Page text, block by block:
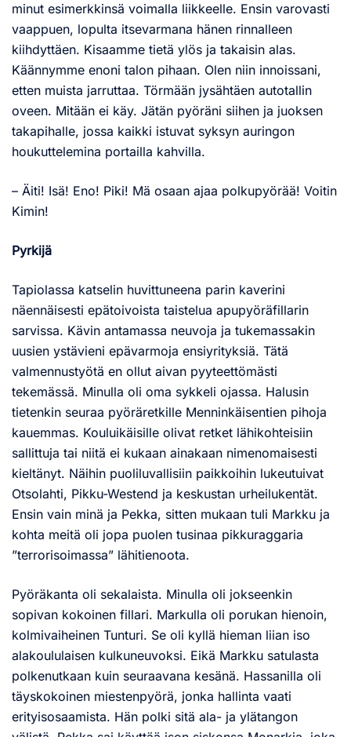
minut esimerkkinsä voimalla liikkeelle. Ensin varovasti
vaappuen, lopulta itsevarmana hänen rinnalleen
kiihdyttäen. Kisaamme tietä ylös ja takaisin alas.
Käännymme enoni talon pihaan. Olen niin innoissani,
etten muista jarruttaa. Törmään jysähtäen autotallin
oveen. Mitään ei käy. Jätän pyöräni siihen ja juoksen
takapihalle, jossa kaikki istuvat syksyn auringon
houkuttelemina portailla kahvilla.
– Äiti! Isä! Eno! Piki! Mä osaan ajaa polkupyörää! Voitin
Kimin!
Pyrkijä
Tapiolassa katselin huvittuneena parin kaverini
näennäisesti epätoivoista taistelua apupyöräfillarin
sarvissa. Kävin antamassa neuvoja ja tukemassakin
uusien ystävieni epävarmoja ensiyrityksiä. Tätä
valmennustyötä en ollut aivan pyyteettömästi
tekemässä. Minulla oli oma sykkeli ojassa. Halusin
tietenkin seuraa pyöräretkille Menninkäisentien pihoja
kauemmas. Kouluikäisille olivat retket lähikohteisiin
sallittuja tai niitä ei kukaan ainakaan nimenomaisesti
kieltänyt. Näihin puoliluvallisiin paikkoihin lukeutuivat
Otsolahti, Pikku-Westend ja keskustan urheilukentät.
Ensin vain minä ja Pekka, sitten mukaan tuli Markku ja
kohta meitä oli jopa puolen tusinaa pikkuraggaria
”terrorisoimassa” lähitienoota.
Pyöräkanta oli sekalaista. Minulla oli jokseenkin
sopivan kokoinen fillari. Markulla oli porukan hienoin,
kolmivaiheinen Tunturi. Se oli kyllä hieman liian iso
alakoululaisen kulkuneuvoksi. Eikä Markku satulasta
polkenutkaan kuin seuraavana kesänä. Hassanilla oli
täyskokoinen miestenpyörä, jonka hallinta vaati
erityisosaamista. Hän polki sitä ala- ja ylätangon